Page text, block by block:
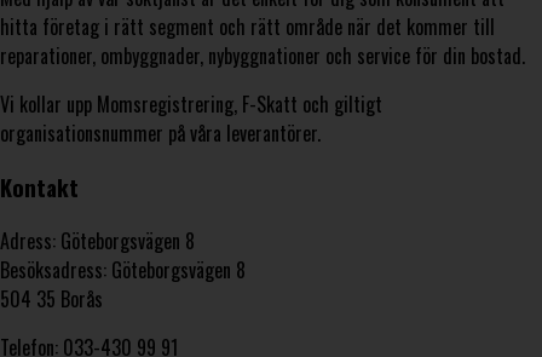
hitta företag i rätt segment och rätt område när det kommer till
reparationer, ombyggnader, nybyggnationer och service för din bostad.
Vi kollar upp Momsregistrering, F-Skatt och giltigt
organisationsnummer på våra leverantörer.
Kontakt
Adress: Göteborgsvägen 8
Besöksadress: Göteborgsvägen 8
504 35 Borås
Telefon: 033-430 99 91